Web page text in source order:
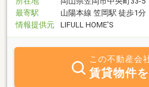
最寄駅
山陽本線 笠岡駅 徒歩1分
情報提供元
LIFULL HOME'S
この不動産会
賃貸物件